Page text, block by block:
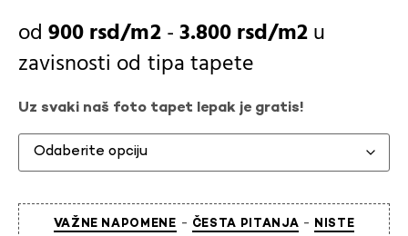
900rsd -3.800rsd
u
zavisnosti od tipa tapete
Uz svaki naš foto tapet lepak je gratis!
VAŽNE NAPOMENE - ČESTA PITANJA -
NISTE